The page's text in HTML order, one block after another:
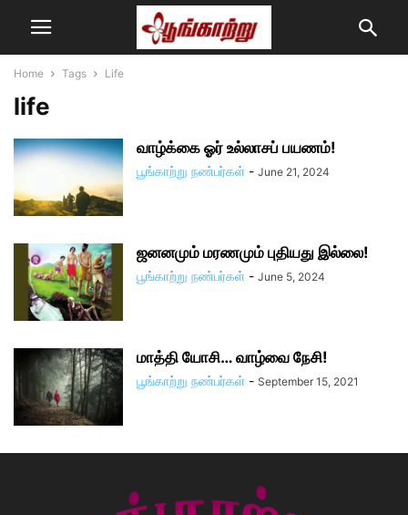
Home Tags Life
life
வாழ்க்கை ஓர் உல்லாசப் பயணம்!
பூங்காற்று நண்பர்கள் - June 21, 2024
ஜனனமும் மரணமும் புதியது இல்லை!
பூங்காற்று நண்பர்கள் - June 5, 2024
மாத்தி யோசி… வாழ்வை நேசி!
பூங்காற்று நண்பர்கள் - September 15, 2021